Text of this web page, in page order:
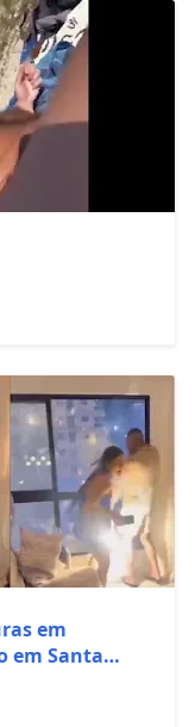
em
em Santa